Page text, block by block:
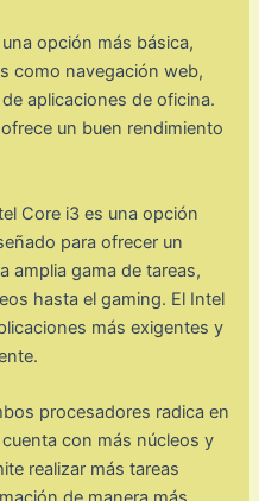
opción más básica,
como navegación web,
aplicaciones de oficina.
un buen rendimiento
Core i3 es una opción
para ofrecer un
amplia gama de tareas,
hasta el gaming. El Intel
más exigentes y
procesadores radica en
con más núcleos y
realizar más tareas